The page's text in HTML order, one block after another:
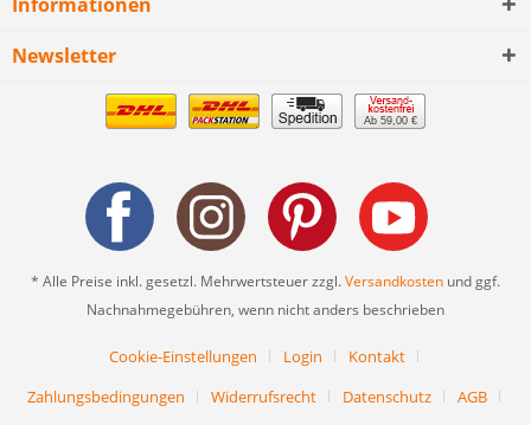
Newsletter
Ab 59,00 €
* Alle Preise inkl. gesetzl. Mehrwertsteuer zzgl.Versandkosten und ggf.
Nachnahmegebühren, wenn nicht anders beschrieben
Cookie-Einstellungen Login
Kontakt
Zahlungsbedingungen
Widerrufsrecht Datenschutz
AGB